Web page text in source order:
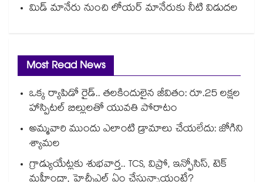
మిడ్ మానేరు నుంచి లోయర్ మానేరుకు నీటి విడుదల
Most Read News
ఒక్క ర్యాపిడో రైడ్.. తలకిందులైన జీవితం: రూ.25 లక్షల
హాస్పిటల్ బిల్లులతో యువతి పోరాటం
అమ్మవారి ముందు ఎలాంటి డ్రామాలు చేయలేదు: జోగిని
శ్యామల
గ్రాడ్యుయేట్లకు శుభవార్త.. TCS, విప్రో, ఇన్ఫోసిస్, టెక్